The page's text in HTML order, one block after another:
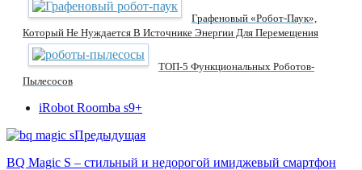
Графеновый «робот-Паук»,
Который Не Нуждается В Источнике Энергии Для Перемещения
ТОП-5 Функциональных Роботов-
Пылесосов
iRobot Roomba s9+
Предыдущая
BQ Magic S – стильный и недорогой имиджевый смартфон